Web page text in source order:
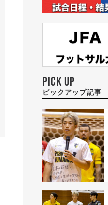
PICK UP
ピックアップ記事